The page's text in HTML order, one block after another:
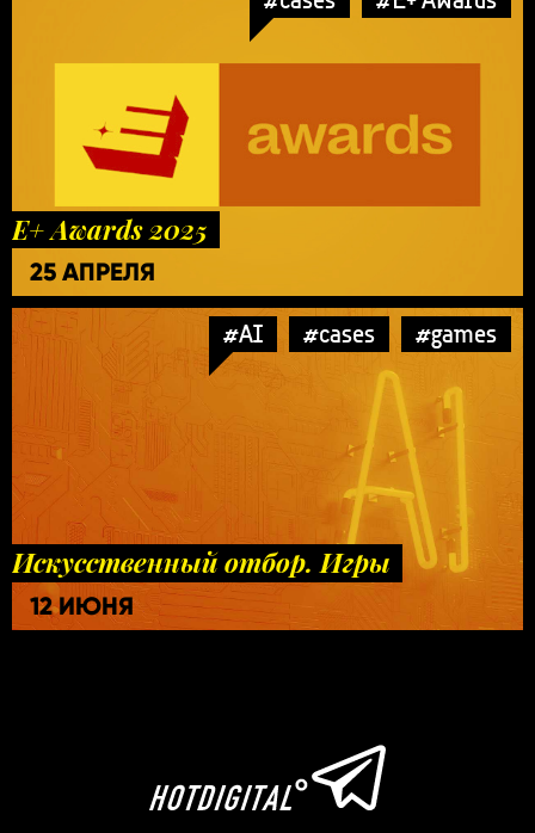
E+ Awards 2025
25 АПРЕЛЯ
#AI #cases #games
Искусственный отбор. Игры
12 ИЮНЯ